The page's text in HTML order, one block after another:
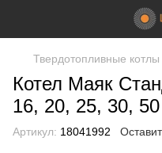
Твердотопливные котлы
Котел Маяк
16, 20, 25, 30,
Артикул: 18041992